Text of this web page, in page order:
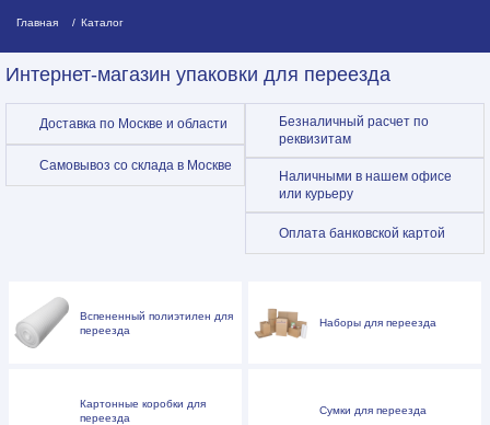
Главная Каталог
Интернет-магазин упаковки для переезда
Доставка по Москве и области
Самовывоз со склада в Москве
Безналичный расчет по
реквизитам
Наличными в нашем офисе
или курьеру
Оплата банковской картой
Вспененный полиэтилен для
переезда
Наборы для переезда
Картонные коробки для
переезда
Сумки для переезда